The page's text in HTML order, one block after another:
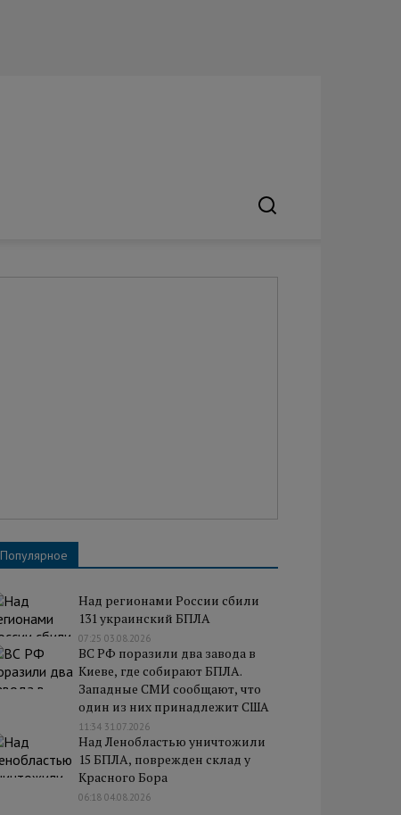
Популярное
Над регионами России сбили
131 украинский БПЛА
07:25 03.08.2026
ВС РФ поразили два завода в
Киеве, где собирают БПЛА.
Западные СМИ сообщают, что
один из них принадлежит США
11:34 31.07.2026
Над Ленобластью уничтожили
15 БПЛА, поврежден склад у
Красного Бора
06:18 04.08.2026